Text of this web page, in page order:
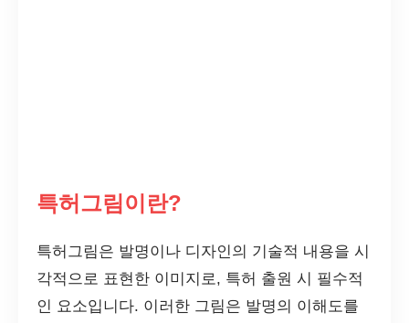
특허그림이란?
특허그림은 발명이나 디자인의 기술적 내용을 시
각적으로 표현한 이미지로, 특허 출원 시 필수적
인 요소입니다. 이러한 그림은 발명의 이해도를